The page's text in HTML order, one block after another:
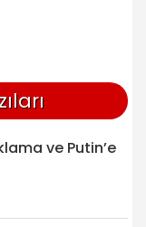
ve Putin’e